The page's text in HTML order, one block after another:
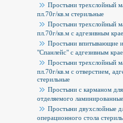
Простыни трехслойный
пл.70г/кв.м стерильные
Простыни трехслойный
пл.70г/кв.м с адгезивным
Простыни впитывающие
"Спанлейс" с адгезивным
Простыни трехслойный
пл.70г/кв.м с отверстием,
стерильные
Простыни с карманом
отделяемого
Простыни двухслойные
операционного стола